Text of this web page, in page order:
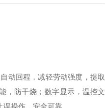
动回程，减轻劳动强度，提取
，防干烧； 数字显示，温控文
误操作，安全可靠